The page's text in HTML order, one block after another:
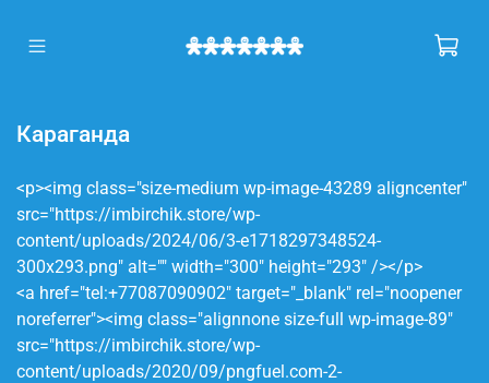
Караганда
<p><img class="size-medium wp-image-43289 aligncenter"
src="https://imbirchik.store/wp-
content/uploads/2024/06/3-e1718297348524-
300x293.png" alt="" width="300" height="293" /></p>
<a href="tel:+77087090902" target="_blank" rel="noopener
noreferrer"><img class="alignnone size-full wp-image-89"
src="https://imbirchik.store/wp-
content/uploads/2020/09/pngfuel.com-2-